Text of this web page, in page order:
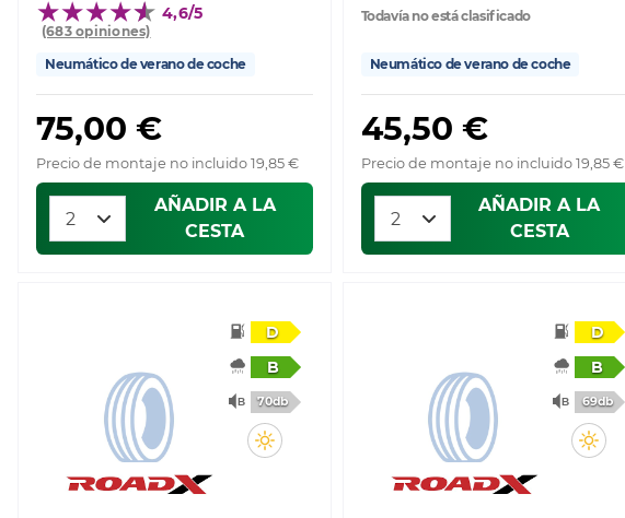
4,6/5
(683 opiniones)
Neumático de verano de coche
75,00 €
Precio de montaje no incluido 19,85 €
AÑADIR A LA
CESTA
Todavía no está clasificado
Neumático de verano de coche
45,50 €
Precio de montaje no incluido 19,85 €
AÑADIR A LA
CESTA
D
B
70db
D
B
69db